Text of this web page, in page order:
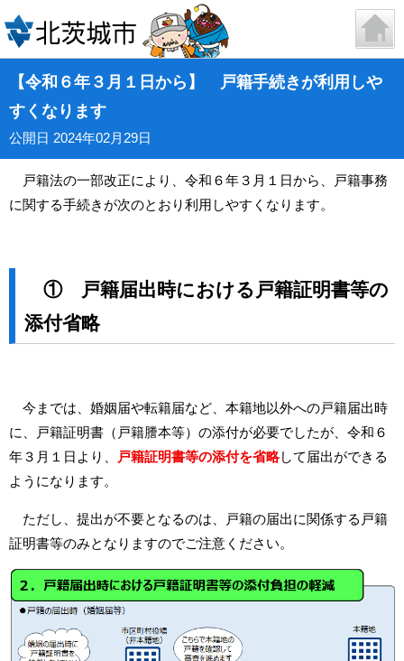
【令和６年３月１日から】 戸籍手続きが利用しや
すくなります
公開日 2024年02月29日
戸籍法の一部改正により、令和６年３月１日から、戸籍事務
に関する手続きが次のとおり利用しやすくなります。
① 戸籍届出時における戸籍証明書等の
添付省略
今までは、婚姻届や転籍届など、本籍地以外への戸籍届出時
に、戸籍証明書（戸籍謄本等）の添付が必要でしたが、令和６
年３月１日より、
戸籍証明書等の添付を省略して届出ができる
ようになります。
ただし、提出が不要となるのは、戸籍の届出に関係する戸籍
証明書等のみとなりますのでご注意ください。